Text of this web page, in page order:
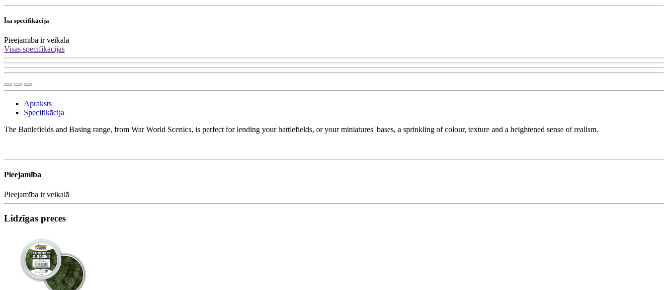
Īsa specifikācija
Pieejamība ir veikalā
Visas specifikācijas
Apraksts
Specifikācija
The Battlefields and Basing range, from War World Scenics, is perfect for lending your battlefields, or your miniatures' bases, a sprinkling of colour, texture and a heightened sense of realism.
Pieejamība
Pieejamība ir veikalā
Lidzīgas preces